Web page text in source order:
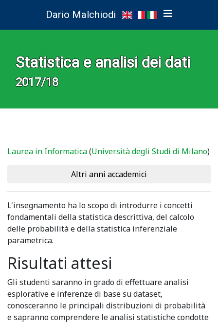
Dario Malchiodi
Statistica e analisi dei dati
2017/18
Laurea in Informatica(Università degli Studi di Milano)
Altri anni accademici
L'insegnamento ha lo scopo di introdurre i concetti
fondamentali della statistica descrittiva, del calcolo
delle probabilità e della statistica inferenziale
parametrica.
Risultati attesi
Gli studenti saranno in grado di effettuare analisi
esplorative e inferenze di base su dataset,
conosceranno le principali distribuzioni di probabilità
e sapranno comprendere le analisi statistiche condotte